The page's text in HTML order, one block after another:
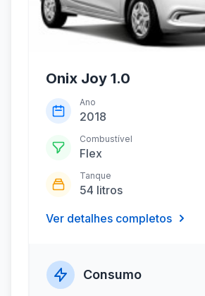
Onix Joy 1.0
Ano
2018
Combustível
Flex
Tanque
54 litros
Ver detalhes completos
Consumo